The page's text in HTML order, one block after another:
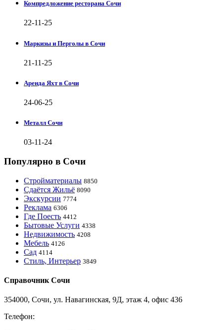
Компредложение ресторана Сочи
22-11-25
Маркизы и Перголы в Сочи
21-11-25
Аренда Яхт в Сочи
24-06-25
Металл Сочи
03-11-24
Популярно в Сочи
Стройматериалы 8850
Сдаётся Жильё 8090
Экскурсии 7774
Реклама 6306
Где Поесть 4412
Бытовые Услуги 4338
Недвижимость 4208
Мебель 4126
Сад 4114
Стиль, Интерьер 3849
Справочник Сочи
354000, Сочи, ул. Навагинская, 9Д, этаж 4, офис 436
Телефон: